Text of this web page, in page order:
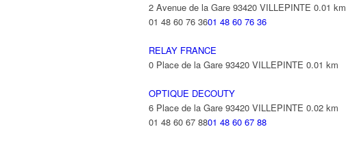
2 Avenue de la Gare 93420 VILLEPINTE 0.01 km
01 48 60 76 3601 48 60 76 36
RELAY FRANCE
0 Place de la Gare 93420 VILLEPINTE 0.01 km
OPTIQUE DECOUTY
6 Place de la Gare 93420 VILLEPINTE 0.02 km
01 48 60 67 8801 48 60 67 88